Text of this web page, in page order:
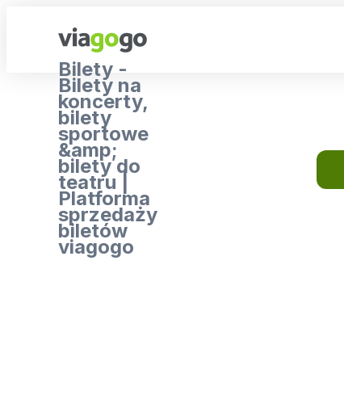
Bilety -
Bilety na
koncerty,
bilety
sportowe
&amp;
bilety do
teatru |
Platforma
sprzedaży
biletów
viagogo